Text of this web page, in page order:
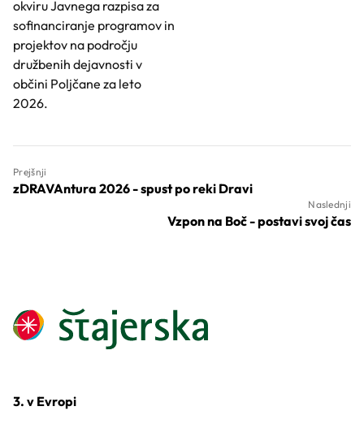
okviru Javnega razpisa za
sofinanciranje programov in
projektov na področju
družbenih dejavnosti v
občini Poljčane za leto
2026.
Prejšnji
zDRAVAntura 2026 - spust po reki Dravi
Naslednji
Vzpon na Boč - postavi svoj čas
3. v Evropi